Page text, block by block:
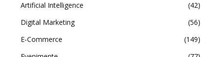
Artificial Intelligence
42
Digital Marketing
56
E-Commerce
149